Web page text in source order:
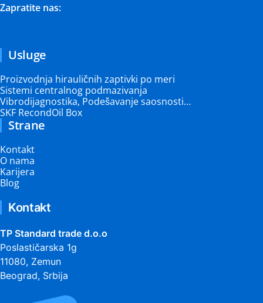
Zapratite nas:
Usluge
Proizvodnja hirauličnih zaptivki po meri
Sistemi centralnog podmazivanja
Vibrodijagnostika, Podešavanje saosnosti…
SKF RecondOil Box
Strane
Kontakt
O nama
Karijera
Blog
Kontakt
TP Standard trade d.o.o
Poslastičarska 1g
11080, Zemun
Beograd, Srbija